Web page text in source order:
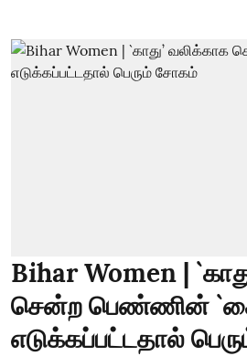
Bihar Women |
சென்ற பெண்ணின்
எடுக்கப்பட்டதால்